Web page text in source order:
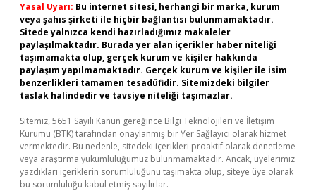
Yasal Uyarı: Bu internet sitesi, herhangi bir marka, kurum
veya şahıs şirketi ile hiçbir bağlantısı bulunmamaktadır.
Sitede yalnızca kendi hazırladığımız makaleler
paylaşılmaktadır. Burada yer alan içerikler haber niteliği
taşımamakta olup, gerçek kurum ve kişiler hakkında
paylaşım yapılmamaktadır. Gerçek kurum ve kişiler ile isim
benzerlikleri tamamen tesadüfidir. Sitemizdeki bilgiler
taslak halindedir ve tavsiye niteliği taşımazlar.
Sitemiz, 5651 Sayılı Kanun gereğince Bilgi Teknolojileri ve İletişim
Kurumu (BTK) tarafından onaylanmış bir Yer Sağlayıcı olarak hizmet
vermektedir. Bu nedenle, sitedeki içerikleri proaktif olarak denetleme
veya araştırma yükümlülüğümüz bulunmamaktadır. Ancak, üyelerimiz
yazdıkları içeriklerin sorumluluğunu taşımakta olup, siteye üye olarak
bu sorumluluğu kabul etmiş sayılırlar.